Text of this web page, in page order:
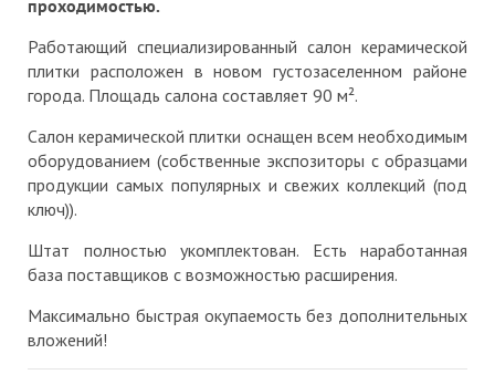
проходимостью.
Работающий специализированный салон керамической
плитки расположен в новом густозаселенном районе
города. Площадь салона составляет 90 м².
Салон керамической плитки оснащен всем необходимым
оборудованием (собственные экспозиторы с образцами
продукции самых популярных и свежих коллекций (под
ключ)).
Штат полностью укомплектован. Есть наработанная
база поставщиков с возможностью расширения.
Максимально быстрая окупаемость без дополнительных
вложений!